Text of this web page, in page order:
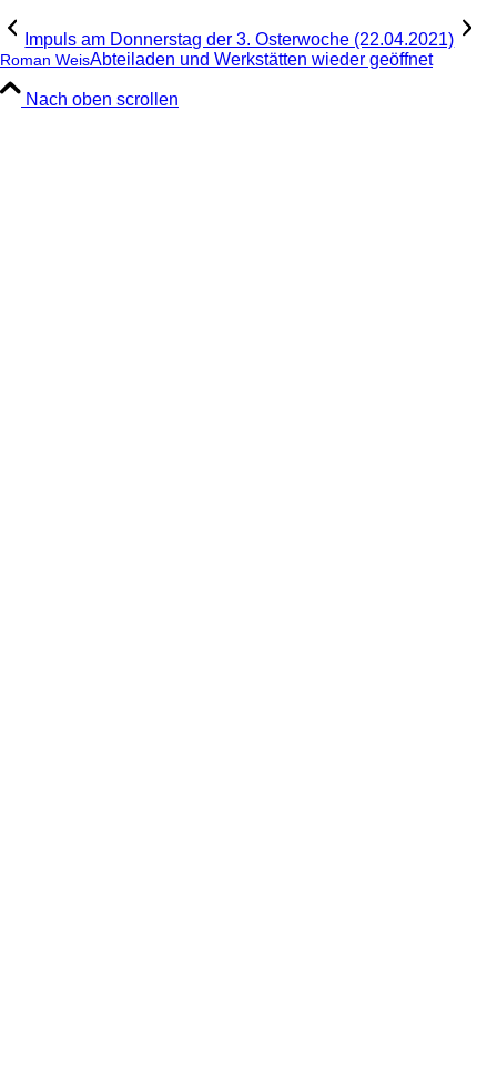
Impuls am Donnerstag der 3. Osterwoche (22.04.2021)
Roman WeisAbteiladen und Werkstätten wieder geöffnet
Nach oben scrollen